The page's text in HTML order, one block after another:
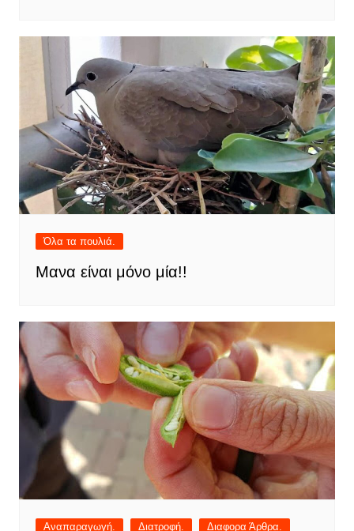
Όλα τα πουλιά.
Μανα είναι μόνο μία!!
Αναπαραγωγή. Διατροφή. Διαφορα Άρθρα.